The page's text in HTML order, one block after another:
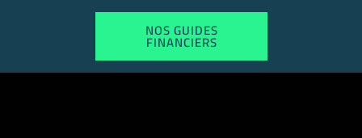
NOS GUIDES
FINANCIERS